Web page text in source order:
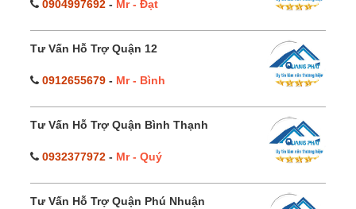
0904997692 - Mr - Đạt
Tư Vấn Hỗ Trợ Quận 12
0912655679 - Mr - Bình
Tư Vấn Hỗ Trợ Quận Bình Thạnh
0932377972 - Mr - Quý
Tư Vấn Hỗ Trợ Quận Phú Nhuận